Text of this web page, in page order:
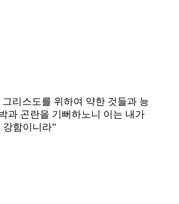
리스도를 위하여 약한 것들과 능
과 곤란을 기뻐하노니 이는 내가
강함이니라”